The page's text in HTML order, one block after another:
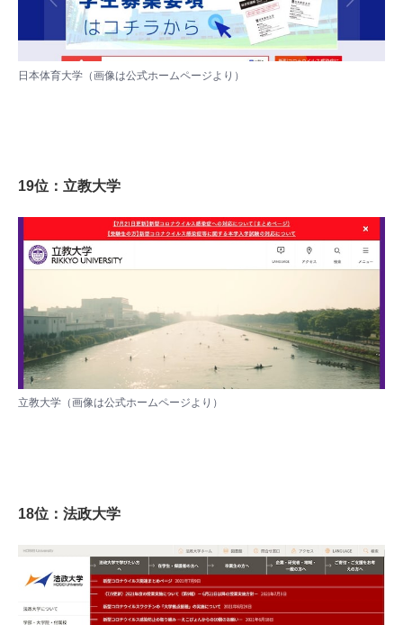
日本体育大学（画像は公式ホームページ より）
19位：立教大学
立教大学（画像は公式ホームページより）
18位：法政大学